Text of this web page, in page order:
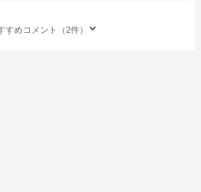
すめコメント（2件）